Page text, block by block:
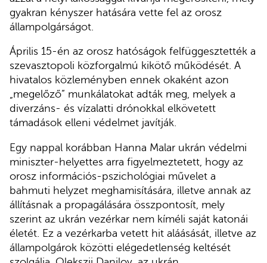
gyakran kényszer hatására vette fel az orosz
állampolgárságot.
Április 15-én az orosz hatóságok felfüggesztették a
szevasztopoli közforgalmú kikötő működését. A
hivatalos közleményben ennek okaként azon
„megelőző” munkálatokat adták meg, melyek a
diverzáns- és vízalatti drónokkal elkövetett
támadások elleni védelmet javítják.
Egy nappal korábban Hanna Malar ukrán védelmi
miniszter-helyettes arra figyelmeztetett, hogy az
orosz információs-pszichológiai művelet a
bahmuti helyzet meghamisítására, illetve annak az
állításnak a propagálására összpontosít, mely
szerint az ukrán vezérkar nem kíméli saját katonái
életét. Ez a vezérkarba vetett hit aláásását, illetve az
állampolgárok közötti elégedetlenség keltését